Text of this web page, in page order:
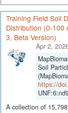
Training Field Soil
Distribution (0-100
3, Beta Version)
Apr 2,
Soil
https://
A collection of